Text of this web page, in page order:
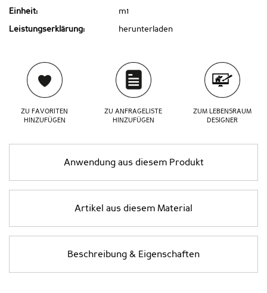
Einheit: m1
Leistungserklärung: herunterladen
ZU FAVORITEN
HINZUFÜGEN
ZU ANFRAGELISTE
HINZUFÜGEN
ZUM LEBENSRAUM
DESIGNER
Anwendung aus diesem Produkt
Artikel aus diesem Material
Beschreibung & Eigenschaften